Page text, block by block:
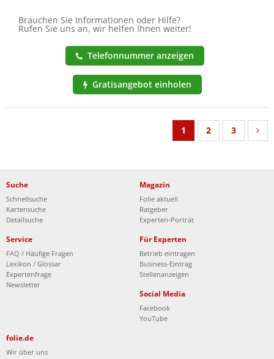
Brauchen Sie Informationen oder Hilfe?
Rufen Sie uns an, wir helfen Ihnen weiter!
Telefonnummer anzeigen
Gratisangebot einholen
1 2 3
Suche
Schnellsuche
Kartensuche
Detailsuche
Magazin
Folie aktuell
Ratgeber
Experten-Porträt
Service
FAQ / Häufige Fragen
Lexikon / Glossar
Expertenfrage
Newsletter
Für Experten
Betrieb eintragen
Business-Eintrag
Stellenanzeigen
Social Media
Facebook
YouTube
folie.de
Wir über uns